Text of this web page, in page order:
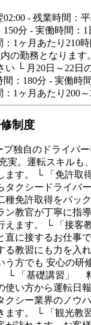
- 残業時間：
分 - 実働時間：1
1ヶ月あたり210
の勤務となります
い └ 月20日～22日
間：180分 - 実働時
1ヶ月あたり200～
制度
独自のドライバ
。運転スキルも
ます。 └ 「免許
タクシードライバ
免許取得をバック
教官が丁寧に指
えます。 └ 「接
直に接するお仕事
る教習にも力を
う方でも 安心の研
└ 「基礎講習」
使い方から運転日
クシー業界のノウ
ます。 └ 「観光